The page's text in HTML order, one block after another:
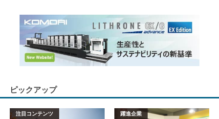
ピックアップ
注目コンテンツ 躍進企業